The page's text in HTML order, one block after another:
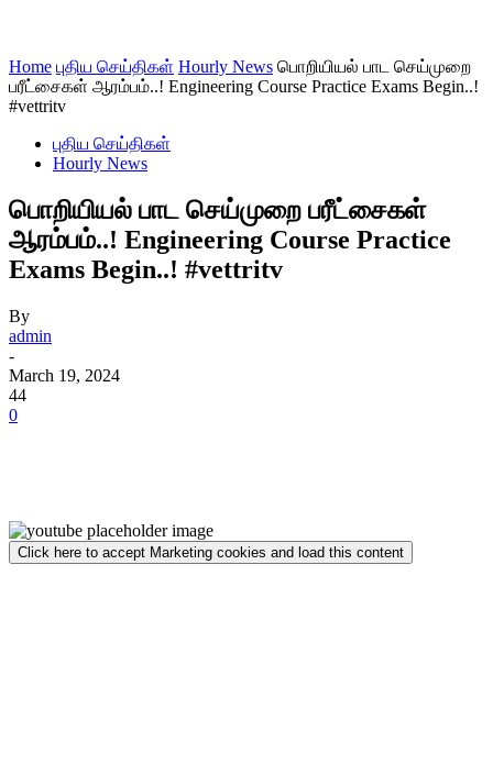
Home புதிய செய்திகள் Hourly News பொறியியல் பாட செய்முறை
பரீட்சைகள் ஆரம்பம்..! Engineering Course Practice Exams Begin..!
#vettritv
புதிய செய்திகள்
Hourly News
பொறியியல் பாட செய்முறை பரீட்சைகள்
ஆரம்பம்..! Engineering Course Practice
Exams Begin..! #vettritv
By
admin
-
March 19, 2024
44
0
Click here to accept Marketing cookies and load this content